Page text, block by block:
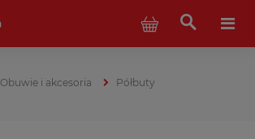
Obuwie i akcesoria Półbuty